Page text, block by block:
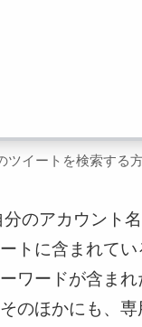
ツイートを検索する
分のアカウント
トに含まれてい
ワードが含まれ
のほかにも、